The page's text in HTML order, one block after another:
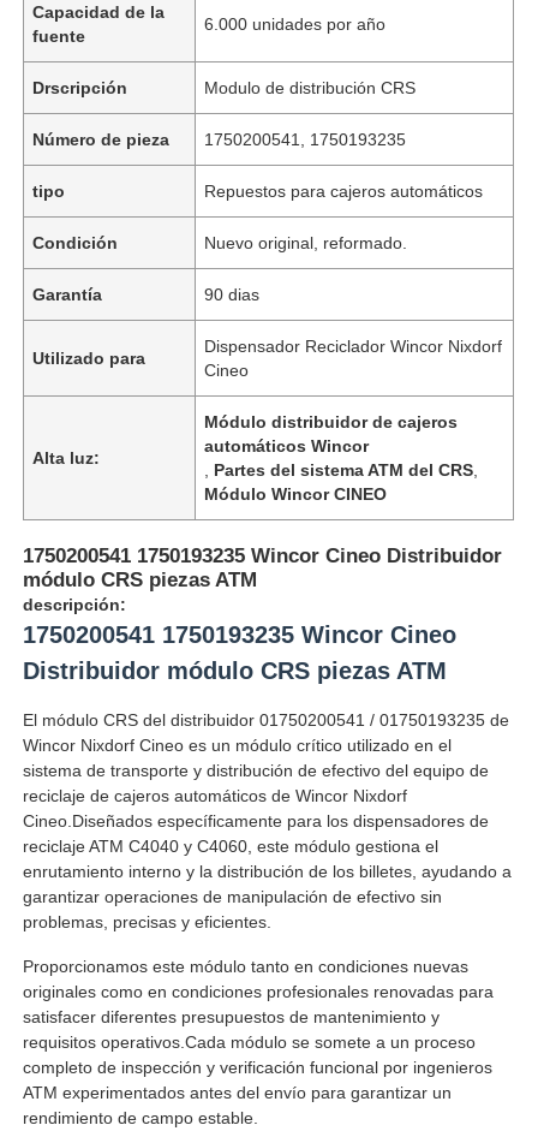
Inicio
Productos
Capacidad de la
fuente
6.000 unidades por año
Drscripción Modulo de distribución CRS
Número de pieza 1750200541, 1750193235
tipo Repuestos para cajeros automáticos
Condición Nuevo original, reformado.
Garantía 90 dias
Utilizado para
Dispensador Reciclador Wincor Nixdorf
Cineo
Alta luz:
Módulo distribuidor de cajeros
automáticos Wincor
Partes del sistema ATM del CRS
Módulo Wincor CINEO
1750200541 1750193235 Wincor Cineo Distribuidor
módulo CRS piezas ATM
descripción:
1750200541 1750193235 Wincor Cineo
Distribuidor módulo CRS piezas ATM
El módulo CRS del distribuidor 01750200541 / 01750193235 de
Wincor Nixdorf Cineo es un módulo crítico utilizado en el
sistema de transporte y distribución de efectivo del equipo de
reciclaje de cajeros automáticos de Wincor Nixdorf
Cineo.Diseñados específicamente para los dispensadores de
reciclaje ATM C4040 y C4060, este módulo gestiona el
enrutamiento interno y la distribución de los billetes, ayudando a
garantizar operaciones de manipulación de efectivo sin
problemas, precisas y eficientes.
Proporcionamos este módulo tanto en condiciones nuevas
originales como en condiciones profesionales renovadas para
satisfacer diferentes presupuestos de mantenimiento y
requisitos operativos.Cada módulo se somete a un proceso
completo de inspección y verificación funcional por ingenieros
ATM experimentados antes del envío para garantizar un
rendimiento de campo estable.